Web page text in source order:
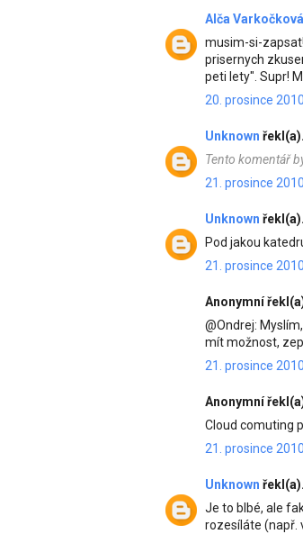
Alča Varkočková
musim-si-
prisernych
peti lety". Supr!
20. prosince
Unknown
Tento komentář
21. prosince
Unknown
Pod jakou
21. prosince
Anonymní
@Ondrej:
mít možnost,
21. prosince
Anonymní
Cloud comuting
21. prosince
Unknown
Je to blbé, ale
rozesíláte (např.